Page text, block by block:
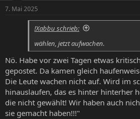
e
7. Mai 2025
!Xabbu schrieb:
wählen, jetzt aufwachen.
Nö. Habe vor zwei Tagen etwas
gepostet. Da kamen gleich
Die Leute wachen nicht auf. Wird im
hinauslaufen, das es hinter hinterher
die nicht gewählt! Wir haben auch
sie gemacht haben!!!"